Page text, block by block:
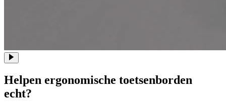
Helpen ergonomische toetsenborden
echt?